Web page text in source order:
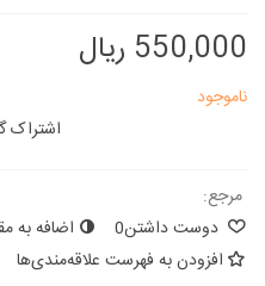
550,000 ریال
ناموجود
اشتراک
مرجع:
دوست داشتن0 اضافه به
افزودن به فهرست علاقه‌مندی‌ها